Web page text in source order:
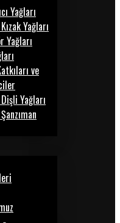
Yağları
Yağları
Yağları
ve
Yağları